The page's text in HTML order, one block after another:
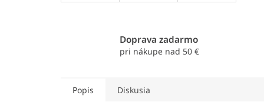
Doprava zadarmo
pri nákupe nad 50 €
Popis Diskusia